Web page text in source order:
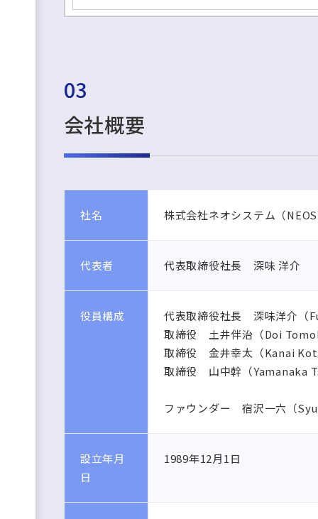
03
会社概要
社名 株式会社ネオシステム（
代表者 代表取締役社長 深味 洋介
役員構成
代表取締役社長 深味洋介（
取締役 土井伴治（Doi
取締役 金井幸太（Kanai
取締役 山中幹（Yamanaka
ファウンダー 宿沢一六（
設立年月
日
1989年12月1日